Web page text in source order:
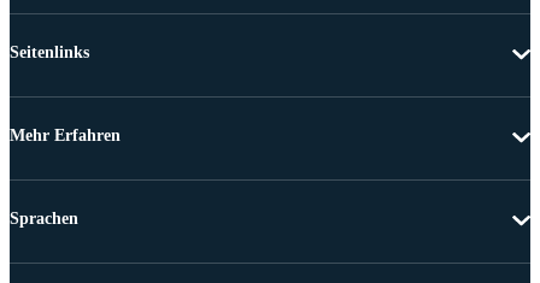
Seitenlinks
Mehr Erfahren
Sprachen